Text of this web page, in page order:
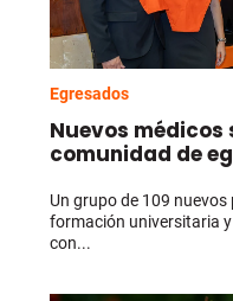
Egresados
Nuevos médicos
comunidad de
Un grupo de 109
formación universitaria
con...